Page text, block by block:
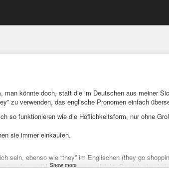
man könnte doch, statt die im Deutschen aus meiner
zu verwenden, das englische Pronomen einfach
so funktionieren wie die Höflichkeitsform, nur ohne
sie immer einkaufen.
sein, ebenso wie “they” im Englischen (they go
dem weiblichen Pronomen gleicht. Da sich aber
kein Problem sein.
Show more